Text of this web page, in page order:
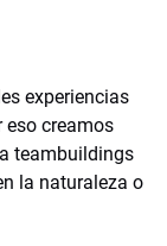
experiencias
eso creamos
teambuildings
la naturaleza o